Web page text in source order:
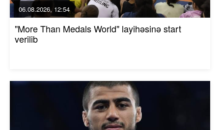
06.08.2026, 12:54
"More Than Medals World" layihəsinə start
verilib